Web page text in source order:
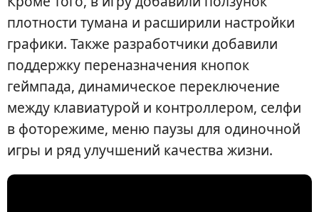
плотности тумана и расширили настройки
графики. Также разработчики добавили
поддержку переназначения кнопок
геймпада, динамическое переключение
между клавиатурой и контроллером, селфи
в фоторежиме, меню паузы для одиночной
игры и ряд улучшений качества жизни.